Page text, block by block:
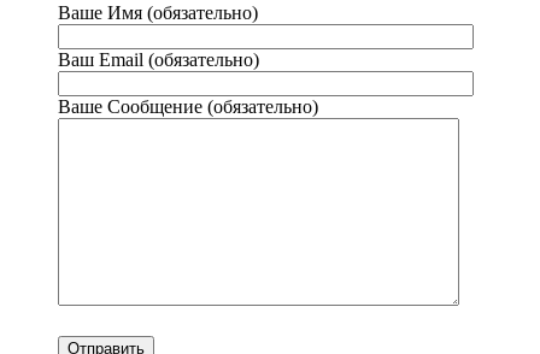
Ваше Имя (обязательно)
Ваш Email (обязательно)
Ваше Сообщение (обязательно)